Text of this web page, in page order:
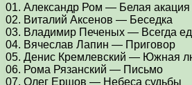
01. Александр Ром — Белая акация
02. Виталий Аксенов — Беседка
03. Владимир Печеных — Всегда
04. Вячеслав Лапин — Приговор
05. Денис Кремлевский — Южная
06. Рома Рязанский — Письмо
07. Олег Ершов — Небеса судьбы